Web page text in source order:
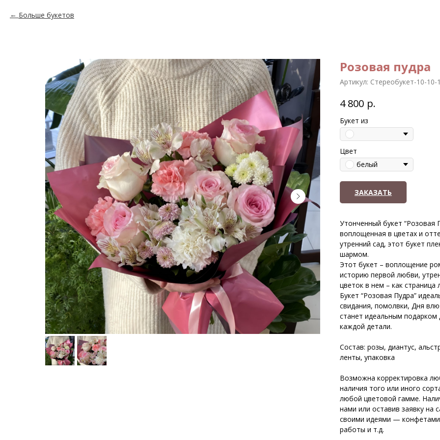
Больше букетов
Розовая пудра
Артикул: Стереобукет-10-10-
4 800 р.
Букет из
Цвет
белый
ЗАКАЗАТЬ
Утонченный букет “Розовая
воплощенная в цветах и
утренний сад, этот букет
шармом.
Этот букет – воплощение
историю первой любви,
цветок в нем – как
Букет “Розовая Пудра”
свидания, помолвки, Дня
станет идеальным подарком
каждой детали.
Состав: розы, диантус,
ленты, упаковка
Возможна корректировка
наличия того или иного
любой цветовой гамме.
нами или оставив заявку на
своими идеями —
работы и т.д.